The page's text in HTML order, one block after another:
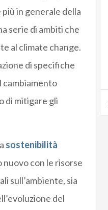
più in generale della
serie di ambiti che
al climate change.
di specifiche
cambiamento
di mitigare gli
sostenibilità
con le risorse
sull’ambiente, sia
del